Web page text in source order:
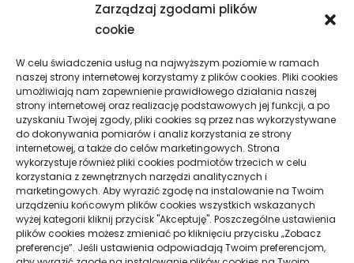
Zarządzaj zgodami plików
cookie
W celu świadczenia usług na najwyższym poziomie w ramach
naszej strony internetowej korzystamy z plików cookies. Pliki cookies
umożliwiają nam zapewnienie prawidłowego działania naszej
strony internetowej oraz realizację podstawowych jej funkcji, a po
uzyskaniu Twojej zgody, pliki cookies są przez nas wykorzystywane
do dokonywania pomiarów i analiz korzystania ze strony
internetowej, a także do celów marketingowych. Strona
wykorzystuje również pliki cookies podmiotów trzecich w celu
korzystania z zewnętrznych narzędzi analitycznych i
marketingowych. Aby wyrazić zgodę na instalowanie na Twoim
urządzeniu końcowym plików cookies wszystkich wskazanych
wyżej kategorii kliknij przycisk "Akceptuję". Poszczególne ustawienia
plików cookies możesz zmieniać po kliknięciu przycisku „Zobacz
preferencje”. Jeśli ustawienia odpowiadają Twoim preferencjom,
Gdy 2FA w Google na Androidzie nie działa
Taxi w praktyce: krótkie trasy, dalsze przejazdy
i spokojna organizacja podróży
Pielęgnacja podłogi po remoncie: jak wydłużyć
dobry efekt
Taxi Nowy Sącz–Znamirowice: plaża i przystań
Strony